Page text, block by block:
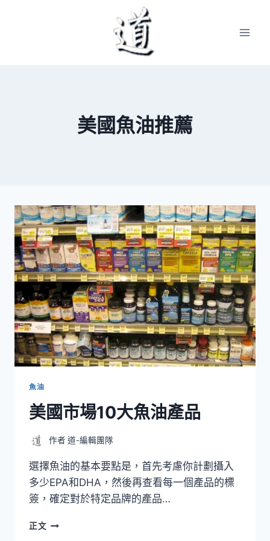
美國魚油推薦
魚油
美國市場10大魚油產品
作者 道-編輯團隊
選擇魚油的基本要點是，首先考慮你計劃攝入
多少EPA和DHA，然後再查看每一個產品的標
簽，確定對於特定品牌的產品…
正文美